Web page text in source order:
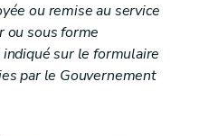
ou remise au service
ou sous forme
sur le formulaire
par le Gouvernement